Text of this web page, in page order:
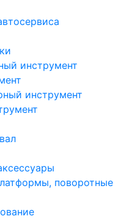
инструмент
инструмент
поворотные